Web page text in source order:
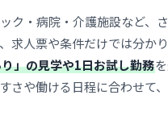
ク・病院・介護施設など、
求人票や条件だけでは分か
」の見学や1日お試し勤務
さや働ける日程に合わせて